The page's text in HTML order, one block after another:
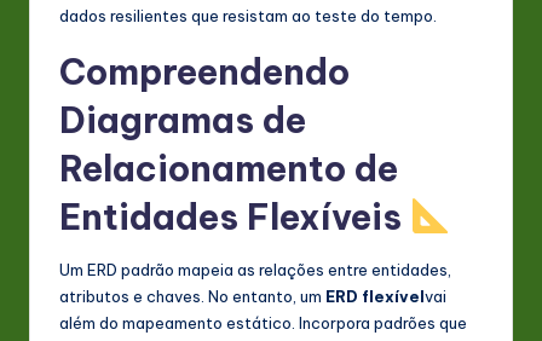
ti
dados resilientes que resistam ao teste do tempo.
Compreendendo
Diagramas de
Relacionamento de
Entidades Flexíveis
Um ERD padrão mapeia as relações entre entidades,
atributos e chaves. No entanto, um ERD flexívelvai
além do mapeamento estático. Incorpora padrões que